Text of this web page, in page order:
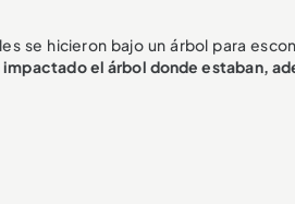
se hicieron bajo un árbol para
impactado el árbol donde estaban,